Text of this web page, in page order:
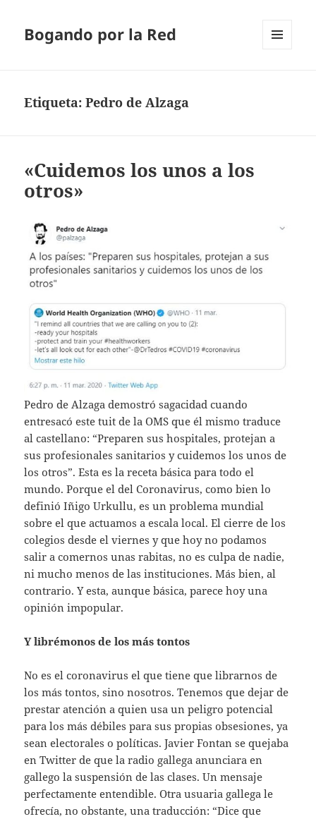
Bogando por la Red
Etiqueta:Pedro de Alzaga
«Cuidemos los unos a los
otros»
Pedro de Alzaga demostró sagacidad cuando
entresacó este tuit de la OMS que él mismo traduce
al castellano: “Preparen sus hospitales, protejan a
sus profesionales sanitarios y cuidemos los unos de
los otros”. Esta es la receta básica para todo el
mundo. Porque el del Coronavirus, como bien lo
definió Iñigo Urkullu, es un problema mundial
sobre el que actuamos a escala local. El cierre de los
colegios desde el viernes y que hoy no podamos
salir a comernos unas rabitas, no es culpa de nadie,
ni mucho menos de las instituciones. Más bien, al
contrario. Y esta, aunque básica, parece hoy una
opinión impopular.
Y librémonos de los más tontos
No es el coronavirus el que tiene que librarnos de
los más tontos, sino nosotros. Tenemos que dejar de
prestar atención a quien usa un peligro potencial
para los más débiles para sus propias obsesiones, ya
sean electorales o políticas. Javier Fontan se quejaba
en Twitter de que la radio gallega anunciara en
gallego la suspensión de las clases. Un mensaje
perfectamente entendible. Otra usuaria gallega le
ofrecía, no obstante, una traducción: “Dice que